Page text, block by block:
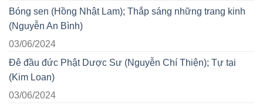
Bóng sen (Hồng Nhật Lam); Thắp sáng những trang kinh
(Nguyễn An Bình)
03/06/2024
Đê đầu đức Phật Dược Sư (Nguyễn Chí Thiện); Tự tại
(Kim Loan)
03/06/2024